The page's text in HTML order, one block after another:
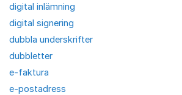
digital inlämning
digital signering
dubbla underskrifter
dubbletter
e-faktura
e-postadress